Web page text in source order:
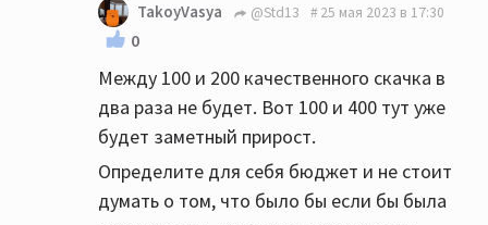
TakoyVasya @Std13 25 мая 2023 в 17:30
0
Между 100 и 200 качественного скачка в
два раза не будет. Вот 100 и 400 тут уже
будет заметный прирост.
Определите для себя бюджет и не стоит
думать о том, что было бы если бы была